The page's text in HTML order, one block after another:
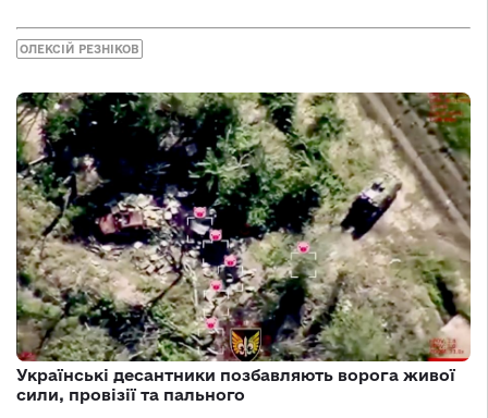
ОЛЕКСІЙ РЕЗНІКОВ
Українські десантники позбавляють ворога живої
сили, провізії та пального